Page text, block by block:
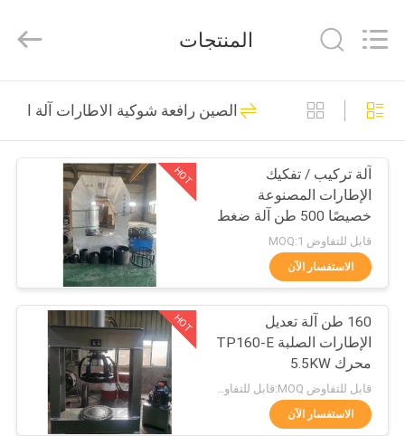
منزل
المنتجات
حول
جولة
المعمل
ضبط
AUTOPARTS
CO.,LIMITED.
Reserved.
أجزاء البطارية رافعة
شوكية
133
رافعة شوكية الجر
البطارية
140
المنتجات
الصين رافعة شوكية الاطارات آلة
HOT
آلة تركيب / تفكيك
الإطارات المصنوعة
خصيصًا 500 طن آلة ضغط
الإطارات الصلبة 11
كيلوواط 480 فولت مع
محولات CHINT ومكابح
قابل للتفاوض MOQ:1
الاستفسار الآن
HOT
160 طن آلة تعديل
الإطارات الصلبة TP160-E
محرك 5.5KW
الاستفسار الآن